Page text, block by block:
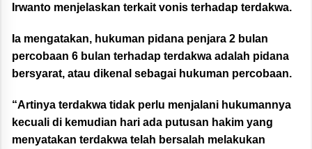
Irwanto menjelaskan terkait vonis terhadap terdakwa.
Ia mengatakan, hukuman pidana penjara 2 bulan
percobaan 6 bulan terhadap terdakwa adalah pidana
bersyarat, atau dikenal sebagai hukuman percobaan.
“Artinya terdakwa tidak perlu menjalani hukumannya
kecuali di kemudian hari ada putusan hakim yang
menyatakan terdakwa telah bersalah melakukan